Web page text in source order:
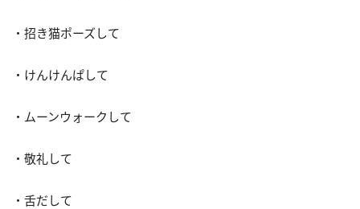
・招き猫ポーズして
・けんけんぱして
・ムーンウォークして
・敬礼して
・舌だして